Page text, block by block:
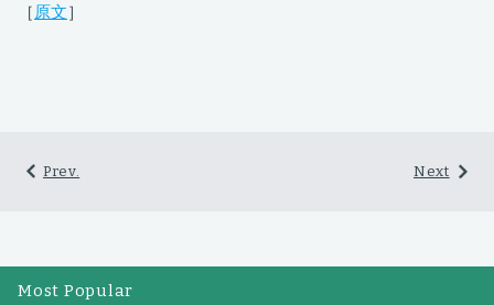
［ 原文］
Next
Prev.
Most Popular